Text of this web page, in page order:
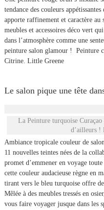
tendance des couleurs
apporte raffinement et caractère au
meubles et accessoires déco vert
dans l’atmosphère comme une
peinture salon glamour ! Peinture
Citrine. Little Greene
Le salon pique une tête
La Peinture turquoise
d’ailleurs !
Ambiance tropicale couleur de
11 nouvelles teintes nées de la
promet d’emmener en voyage
cette couleur audacieuse règne en
tirant vers le bleu turquoise offre
Mêlée à des meubles tressés en
vous faire voyager jusque dans les